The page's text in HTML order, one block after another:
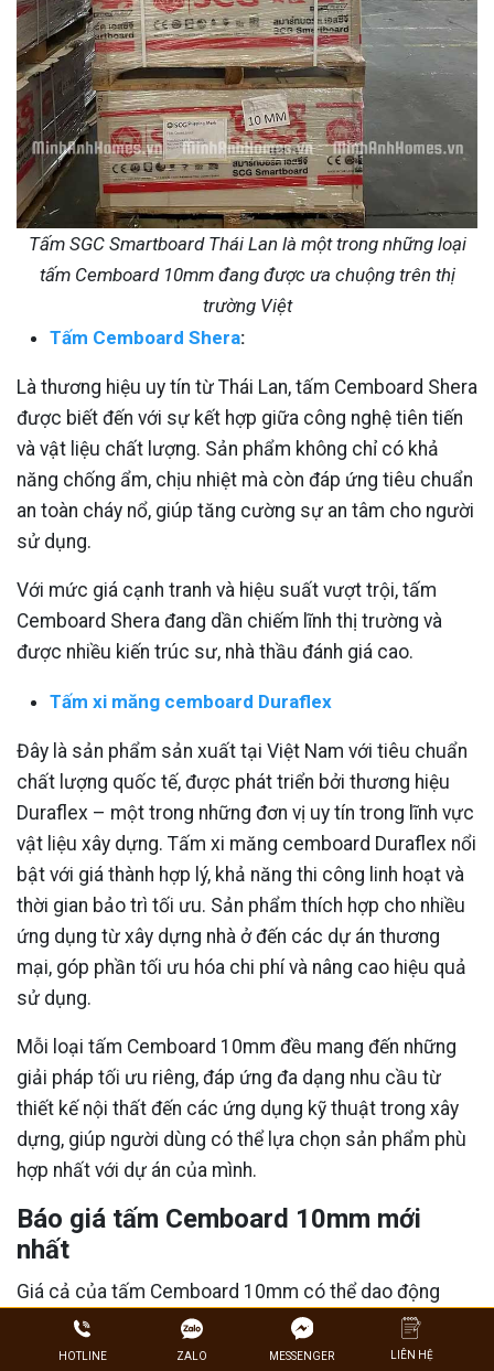
Tấm SGC Smartboard Thái Lan là một trong những loại
tấm Cemboard 10mm đang được ưa chuộng trên thị
trường Việt
Tấm Cemboard Shera:
Là thương hiệu uy tín từ Thái Lan, tấm Cemboard Shera
được biết đến với sự kết hợp giữa công nghệ tiên tiến
và vật liệu chất lượng. Sản phẩm không chỉ có khả
năng chống ẩm, chịu nhiệt mà còn đáp ứng tiêu chuẩn
an toàn cháy nổ, giúp tăng cường sự an tâm cho người
sử dụng.
Với mức giá cạnh tranh và hiệu suất vượt trội, tấm
Cemboard Shera đang dần chiếm lĩnh thị trường và
được nhiều kiến trúc sư, nhà thầu đánh giá cao.
Tấm xi măng cemboard Duraflex
Đây là sản phẩm sản xuất tại Việt Nam với tiêu chuẩn
chất lượng quốc tế, được phát triển bởi thương hiệu
Duraflex – một trong những đơn vị uy tín trong lĩnh vực
vật liệu xây dựng. Tấm xi măng cemboard Duraflex nổi
bật với giá thành hợp lý, khả năng thi công linh hoạt và
thời gian bảo trì tối ưu. Sản phẩm thích hợp cho nhiều
ứng dụng từ xây dựng nhà ở đến các dự án thương
mại, góp phần tối ưu hóa chi phí và nâng cao hiệu quả
sử dụng.
Mỗi loại tấm Cemboard 10mm đều mang đến những
giải pháp tối ưu riêng, đáp ứng đa dạng nhu cầu từ
thiết kế nội thất đến các ứng dụng kỹ thuật trong xây
dựng, giúp người dùng có thể lựa chọn sản phẩm phù
hợp nhất với dự án của mình.
Báo giá tấm Cemboard 10mm mới
nhất
Giá cả của tấm Cemboard 10mm có thể dao động
theo thời điểm và khu vực cung cấp. Bạn có thể theo
dõi bảng giá tham khảo các sản phẩm đang có sẵn tại
HOTLINE ZALO MESSENGER LIÊN HỆ